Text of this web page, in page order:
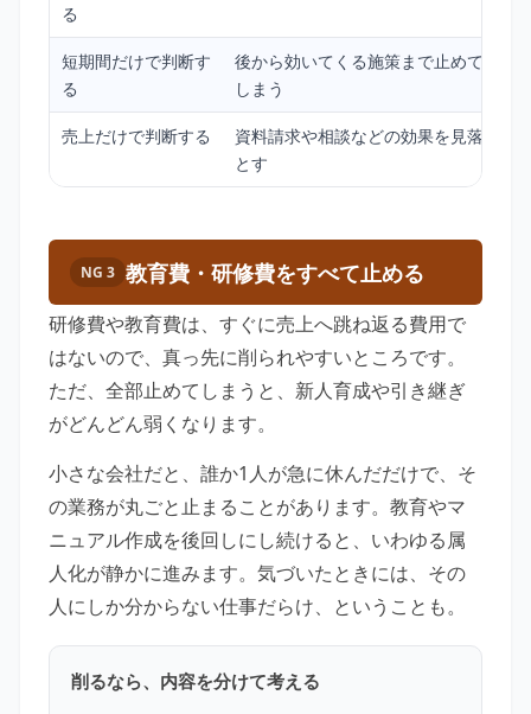
る
短期間だけで判断す
る
後から効いてくる施策まで止めて
しまう
売上だけで判断する
資料請求や相談などの効果を見落
とす
NG 3 教育費・研修費をすべて止める
研修費や教育費は、すぐに売上へ跳ね返る費用で
はないので、真っ先に削られやすいところです。
ただ、全部止めてしまうと、新人育成や引き継ぎ
がどんどん弱くなります。
小さな会社だと、誰か1人が急に休んだだけで、そ
の業務が丸ごと止まることがあります。教育やマ
ニュアル作成を後回しにし続けると、いわゆる属
人化が静かに進みます。気づいたときには、その
人にしか分からない仕事だらけ、ということも。
削るなら、内容を分けて考える